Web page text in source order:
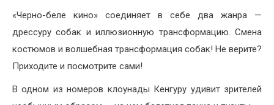
«Черно-беле кино» соединяет в себе два жанра —
дрессуру собак и иллюзионную трансформацию. Смена
костюмов и волшебная трансформация собак! Не верите?
Приходите и посмотрите сами!
В одном из номеров клоунады Кенгуру удивит зрителей